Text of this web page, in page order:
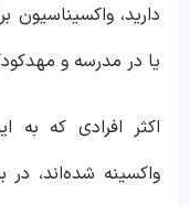
دارید، واکسیناسیون
یا در مدرسه و
اکثر افرادی که به
واکسینه شده‌اند،